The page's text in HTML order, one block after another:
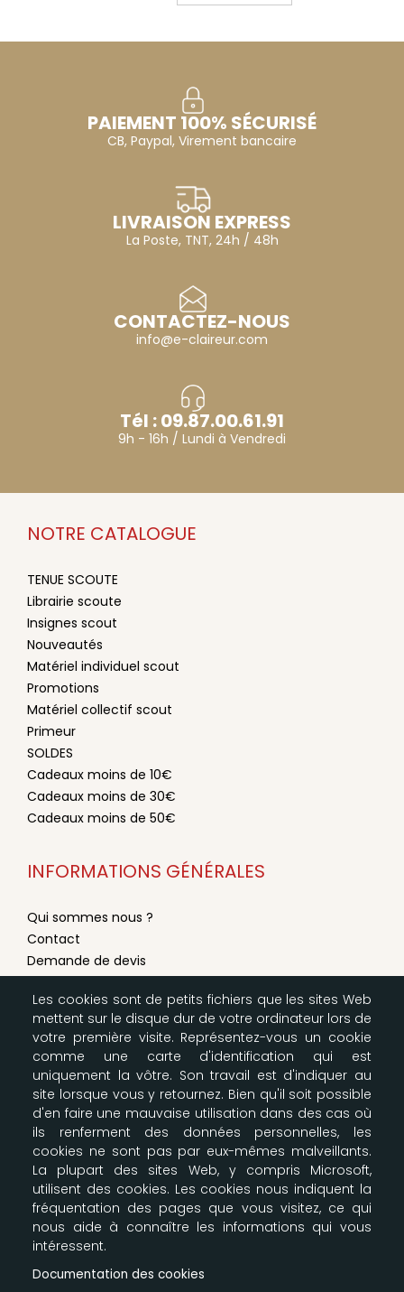
Les cookies sont de petits fichiers que les sites Web
mettent sur le disque dur de votre ordinateur lors de
votre première visite. Représentez-vous un cookie
comme une carte d'identification qui est
uniquement la vôtre. Son travail est d'indiquer au
site lorsque vous y retournez. Bien qu'il soit possible
d'en faire une mauvaise utilisation dans des cas où
ils renferment des données personnelles, les
cookies ne sont pas par eux-mêmes malveillants.
La plupart des sites Web, y compris Microsoft,
utilisent des cookies. Les cookies nous indiquent la
fréquentation des pages que vous visitez, ce qui
nous aide à connaître les informations qui vous
intéressent.
Documentation des cookies
PAIEMENT 100% SÉCURISÉ
CB, Paypal, Virement bancaire
LIVRAISON EXPRESS
La Poste, TNT, 24h / 48h
CONTACTEZ-NOUS
info@e-claireur.com
Tél : 09.87.00.61.91
9h - 16h / Lundi à Vendredi
NOTRE CATALOGUE
TENUE SCOUTE
Librairie scoute
Insignes scout
Nouveautés
Matériel individuel scout
Promotions
Matériel collectif scout
Primeur
SOLDES
Cadeaux moins de 10€
Cadeaux moins de 30€
Cadeaux moins de 50€
INFORMATIONS GÉNÉRALES
Qui sommes nous ?
Contact
Demande de devis
Mentions légales
Modes de livraison & paiement
Configurer les cookies
Plan du site
LA BOUTIQUE SCOUTE
Nos entrepôts
164-166 Av Joseph Kessel
Parkile 12
78960 Voisins le Bretonneux
09 87 00 61 91 - 06 61 30 35 39